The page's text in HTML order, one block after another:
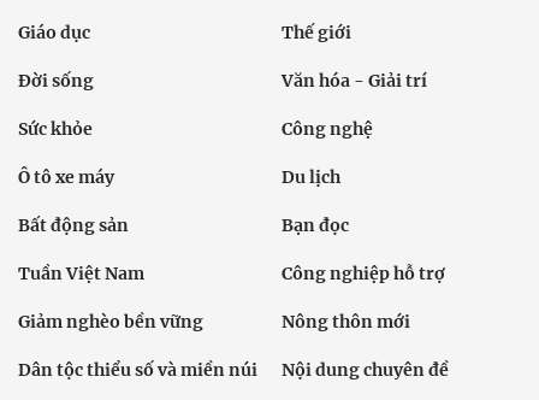
Giáo dục Thế giới
Đời sống Văn hóa - Giải trí
Sức khỏe Công nghệ
Ô tô xe máy Du lịch
Bất động sản Bạn đọc
Tuần Việt Nam Công nghiệp hỗ trợ
Giảm nghèo bền vững Nông thôn mới
Dân tộc thiểu số và miền núi Nội dung chuyên đề